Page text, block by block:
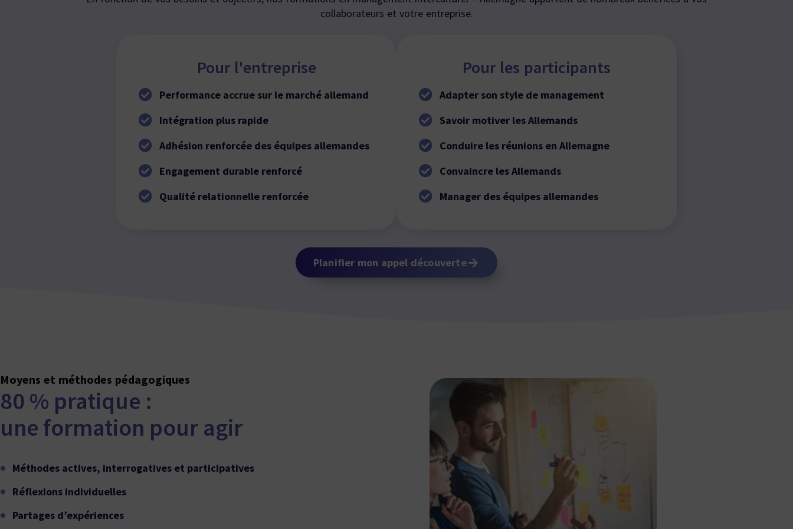
collaborateurs et votre entreprise.
Pour l'entreprise
Performance accrue sur le marché allemand
Intégration plus rapide
Adhésion renforcée des équipes allemandes
Engagement durable renforcé
Qualité relationnelle renforcée
Pour les participants
Adapter son style de management
Savoir motiver les Allemands
Conduire les réunions en Allemagne
Convaincre les Allemands
Manager des équipes allemandes
Planifier mon appel découverte
Moyens et méthodes pédagogiques
80 % pratique :
une formation pour agir
Méthodes actives, interrogatives et participatives
Réflexions individuelles
Partages d’expériences